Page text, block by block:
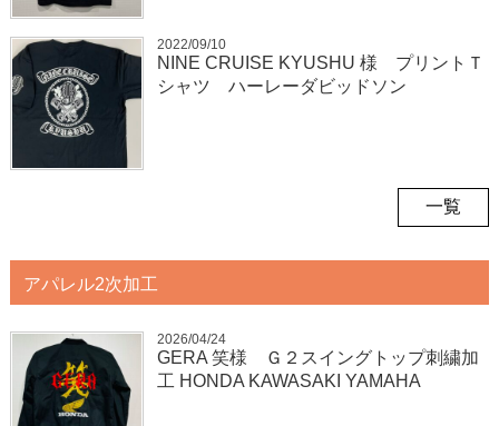
2022/09/10
NINE CRUISE KYUSHU 様 プリントＴ
シャツ ハーレーダビッドソン
一覧
アパレル2次加工
2026/04/24
GERA 笑様 Ｇ２スイングトップ刺繍加
工 HONDA KAWASAKI YAMAHA